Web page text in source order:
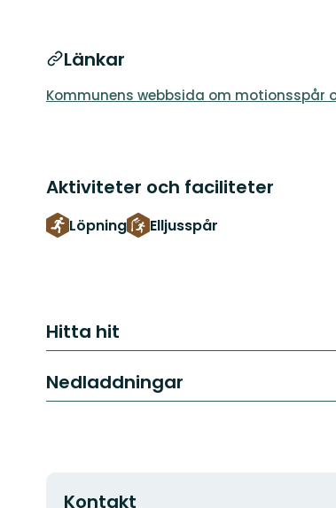
Länkar
Kommunens webbsida om motionsspår
Aktiviteter och faciliteter
Löpning Elljusspår
Hitta hit
Nedladdningar
Kontakt